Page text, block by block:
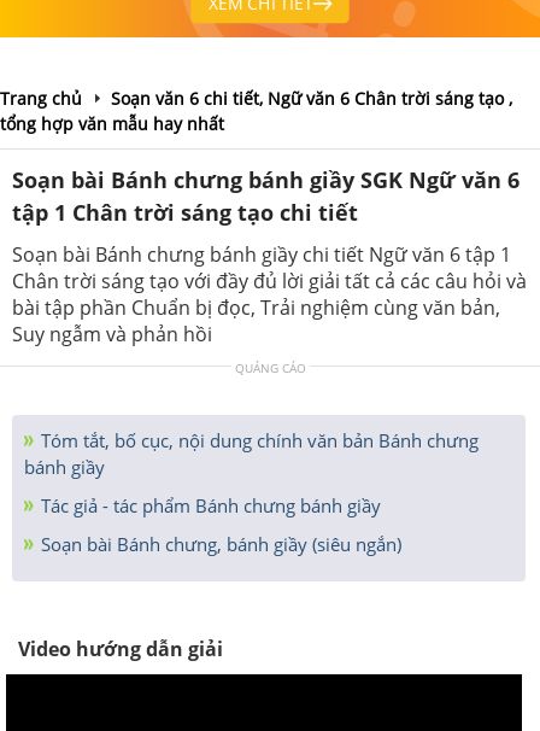
Trang chủ
Soạn văn 6 chi tiết, Ngữ văn 6 Chân trời sáng tạo ,
tổng hợp văn mẫu hay nhất
Soạn bài Bánh chưng bánh giầy SGK Ngữ văn 6
tập 1 Chân trời sáng tạo chi tiết
Soạn bài Bánh chưng bánh giầy chi tiết Ngữ văn 6 tập 1
Chân trời sáng tạo với đầy đủ lời giải tất cả các câu hỏi và
bài tập phần Chuẩn bị đọc, Trải nghiệm cùng văn bản,
Suy ngẫm và phản hồi
QUẢNG CÁO
Tóm tắt, bố cục, nội dung chính văn bản Bánh chưng
bánh giầy
Tác giả - tác phẩm Bánh chưng bánh giầy
Soạn bài Bánh chưng, bánh giầy (siêu ngắn)
Video hướng dẫn giải